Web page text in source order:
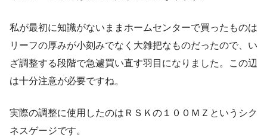
私が最初に知識がないままホームセンターで買ったものは
リーフの厚みが小刻みでなく大雑把なものだったので、い
ざ調整する段階で急遽買い直す羽目になりました。この辺
は十分注意が必要ですね。
実際の調整に使用したのはＲＳＫの１００ＭＺというシク
ネスゲージです。